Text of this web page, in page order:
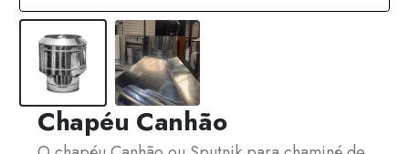
Chapéu Canhão